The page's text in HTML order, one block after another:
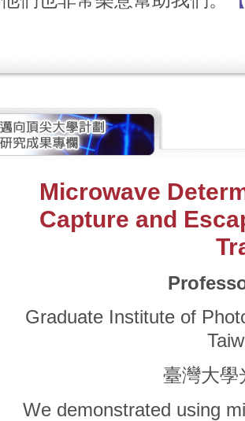
Microwave
Capture and
Graduate Institute of
臺灣大學
We demonstrated using